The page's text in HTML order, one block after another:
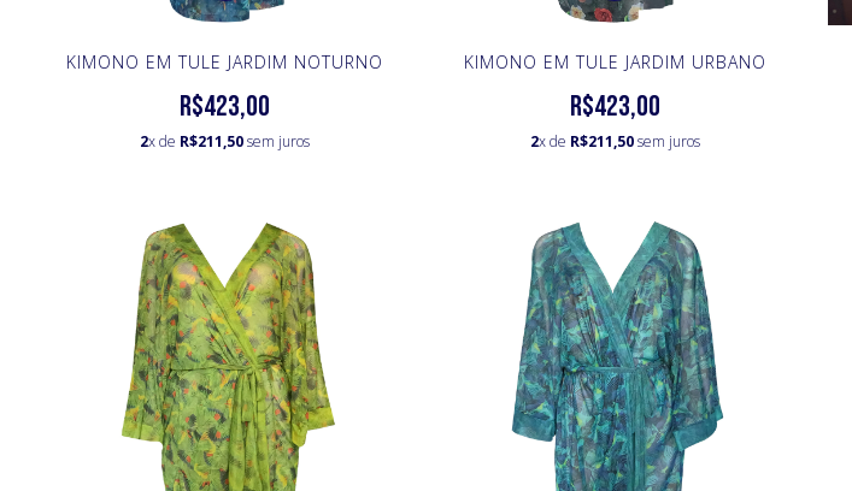
KIMONO EM TULE JARDIM NOTURNO
R$423,00
2x de R$211,50sem juros
KIMONO EM TULE JARDIM URBANO
R$423,00
2x de R$211,50sem juros